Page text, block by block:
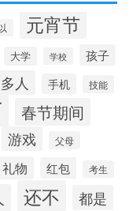
元宵节
大学 学校 孩子
人 手机 技能
春节期间
游戏 父母
礼物 红包 考生
还不 都是